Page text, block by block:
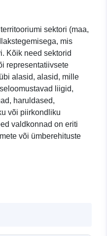
Marne’is
sektori (maa,
mis
Kõik need sektorid
representatiivsete
alasid, alasid, mille
liigid,
haruldased,
või piirkondliku
valdkonnad on eriti
või ümberehituste